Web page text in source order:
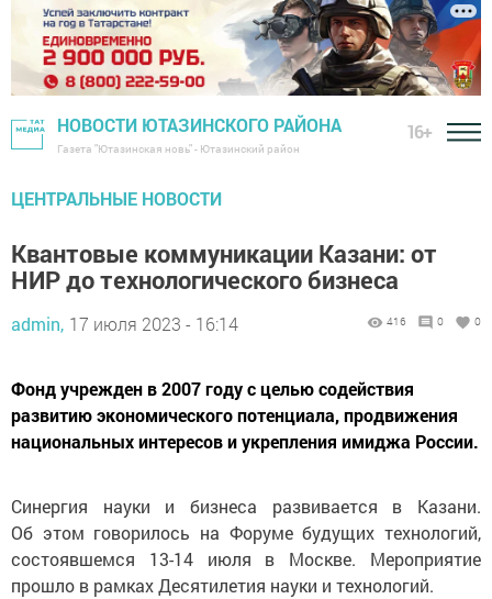
НОВОСТИ ЮТАЗИНСКОГО РАЙОНА
Газета "Ютазинская новь" - Ютазинский район
16+
ЦЕНТРАЛЬНЫЕ НОВОСТИ
Квантовые коммуникации Казани: от
НИР до технологического бизнеса
admin, 17 июля 2023 - 16:14 416 0 0
Фонд учрежден в 2007 году с целью содействия
развитию экономического потенциала, продвижения
национальных интересов и укрепления имиджа России.
Синергия науки и бизнеса развивается в Казани.
Об этом говорилось на Форуме будущих технологий,
состоявшемся 13-14 июля в Москве. Мероприятие
прошло в рамках Десятилетия науки и технологий.